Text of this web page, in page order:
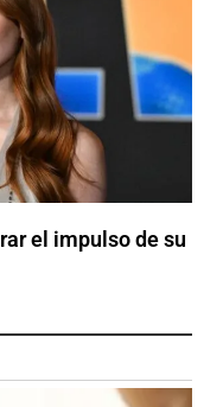
el impulso de su